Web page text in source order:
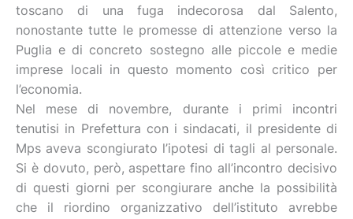
toscano di una fuga indecorosa dal Salento,
nonostante tutte le promesse di attenzione verso la
Puglia e di concreto sostegno alle piccole e medie
imprese locali in questo momento così critico per
l’economia.
Nel mese di novembre, durante i primi incontri
tenutisi in Prefettura con i sindacati, il presidente di
Mps aveva scongiurato l’ipotesi di tagli al personale.
Si è dovuto, però, aspettare fino all’incontro decisivo
di questi giorni per scongiurare anche la possibilità
che il riordino organizzativo dell’istituto avrebbe